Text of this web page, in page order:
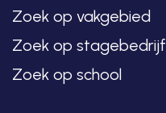
Zoek op vakgebied
Zoek op stagebedrijf
Zoek op school